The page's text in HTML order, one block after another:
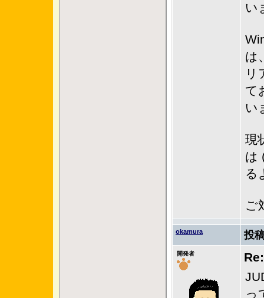
い
は
リ
て
い
現
は
る
ご
okamura 投
開発者
っ